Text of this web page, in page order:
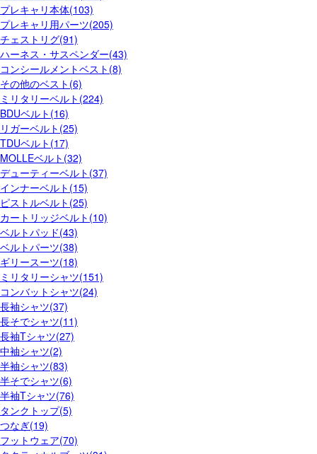
プレキャリ本体(103)
プレキャリ用パーツ(205)
チェストリグ(91)
ハーネス・サスペンダー(43)
コンシールメントベスト(8)
その他のベスト(6)
ミリタリーベルト(224)
BDUベルト(16)
リガーベルト(25)
TDUベルト(17)
MOLLEベルト(32)
デューティーベルト(37)
インナーベルト(15)
ピストルベルト(25)
カートリッジベルト(10)
ベルトパッド(43)
ベルトパーツ(38)
ギリースーツ(18)
ミリタリーシャツ(151)
コンバットシャツ(24)
長袖シャツ(37)
長そでシャツ(11)
長袖Tシャツ(27)
中袖シャツ(2)
半袖シャツ(83)
半そでシャツ(6)
半袖Tシャツ(76)
タンクトップ(5)
つなぎ(19)
フットウェア(70)